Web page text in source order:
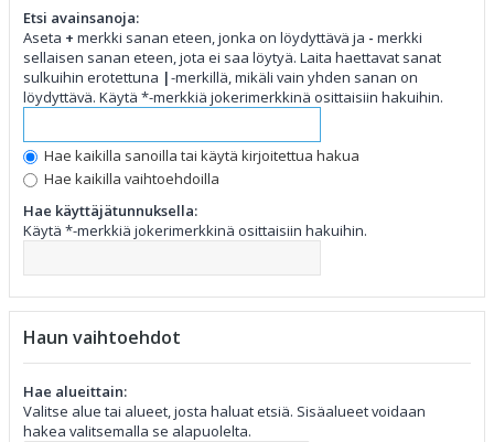
Etsi avainsanoja:
Aseta + merkki sanan eteen, jonka on löydyttävä ja - merkki
sellaisen sanan eteen, jota ei saa löytyä. Laita haettavat sanat
sulkuihin erotettuna |-merkillä, mikäli vain yhden sanan on
löydyttävä. Käytä *-merkkiä jokerimerkkinä osittaisiin hakuihin.
Hae kaikilla sanoilla tai käytä kirjoitettua hakua
Hae kaikilla vaihtoehdoilla
Hae käyttäjätunnuksella:
Käytä *-merkkiä jokerimerkkinä osittaisiin hakuihin.
Haun vaihtoehdot
Hae alueittain:
Valitse alue tai alueet, josta haluat etsiä. Sisäalueet voidaan
hakea valitsemalla se alapuolelta.